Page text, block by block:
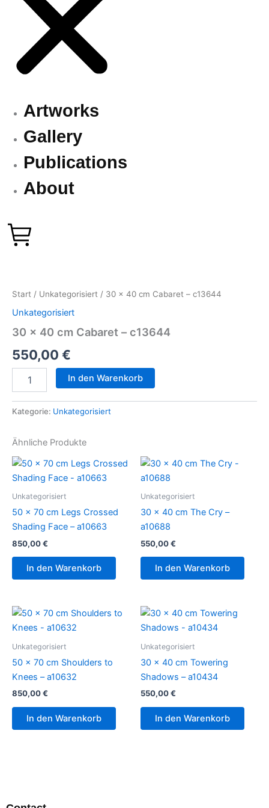
Artworks
Gallery
Publications
About
Start / Unkategorisiert / 30 x 40 cm Cabaret – c13644
Unkategorisiert
30 x 40 cm Cabaret – c13644
550,00 €
cm
Cabaret
c13644
In den Warenkorb
Kategorie: Unkategorisiert
Ähnliche Produkte
Unkategorisiert
50 x 70 cm Legs Crossed
Shading Face – a10663
850,00€
In den Warenkorb
Unkategorisiert
30 x 40 cm The Cry –
a10688
550,00€
In den Warenkorb
Unkategorisiert
50 x 70 cm Shoulders to
Knees – a10632
850,00€
In den Warenkorb
Unkategorisiert
30 x 40 cm Towering
Shadows – a10434
550,00€
In den Warenkorb